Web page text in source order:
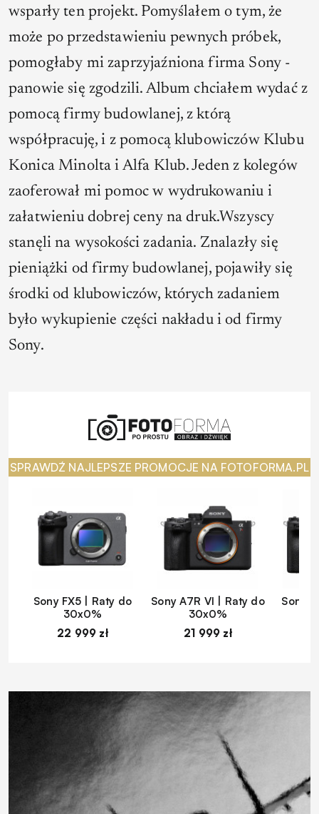
wsparły ten projekt. Pomyślałem o tym, że
może po przedstawieniu pewnych próbek,
pomogłaby mi zaprzyjaźniona firma Sony -
panowie się zgodzili. Album chciałem wydać z
pomocą firmy budowlanej, z którą
współpracuję, i z pomocą klubowiczów Klubu
Konica Minolta i Alfa Klub. Jeden z kolegów
zaoferował mi pomoc w wydrukowaniu i
załatwieniu dobrej ceny na druk.Wszyscy
stanęli na wysokości zadania. Znalazły się
pieniążki od firmy budowlanej, pojawiły się
środki od klubowiczów, których zadaniem
było wykupienie części nakładu i od firmy
Sony.
SPRAWDŹ NAJLEPSZE PROMOCJE NA FOTOFORMA.PL
Sony FX5 | Raty do
30x0%
22 999 zł
Sony A7R VI | Raty do
30x0%
21 999 zł
Sony